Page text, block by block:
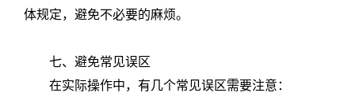
体规定，避免不必要的麻烦。
七、避免常见误区
在实际操作中，有几个常见误区需要注意：